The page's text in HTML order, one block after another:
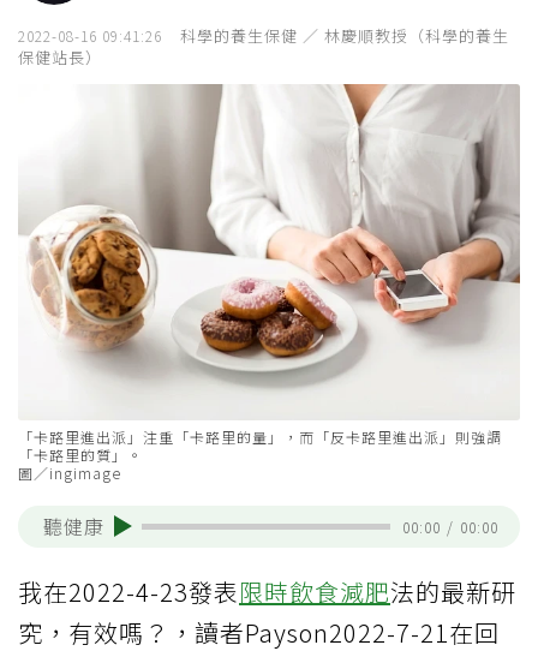
2022-08-16 09:41:26
科學的養生保健 ／ 林慶順教授（科學的養生
保健站長）
「卡路里進出派」注重「卡路里的量」，而「反卡路里進出派」則強調
「卡路里的質」。
圖／ingimage
聽健康 00:00 / 00:00
我在2022-4-23發表限時飲食減肥法的最新研
究，有效嗎？，讀者Payson2022-7-21在回